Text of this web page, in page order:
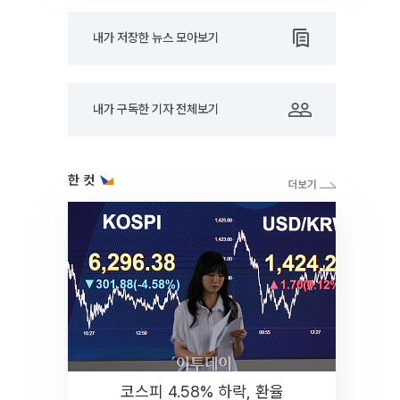
내가 저장한 뉴스 모아보기
내가 구독한 기자 전체보기
한 컷
코스피 4.58% 하락, 환율